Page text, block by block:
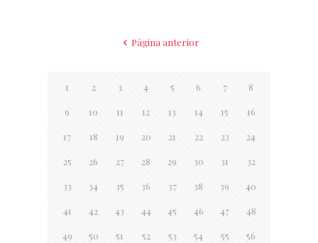
Página anterior
1 2 3 4 5 6 7 8
9 10 11 12 13 14 15 16
17 18 19 20 21 22 23 24
25 26 27 28 29 30 31 32
33 34 35 36 37 38 39 40
41 42 43 44 45 46 47 48
49 50 51 52 53 54 55 56